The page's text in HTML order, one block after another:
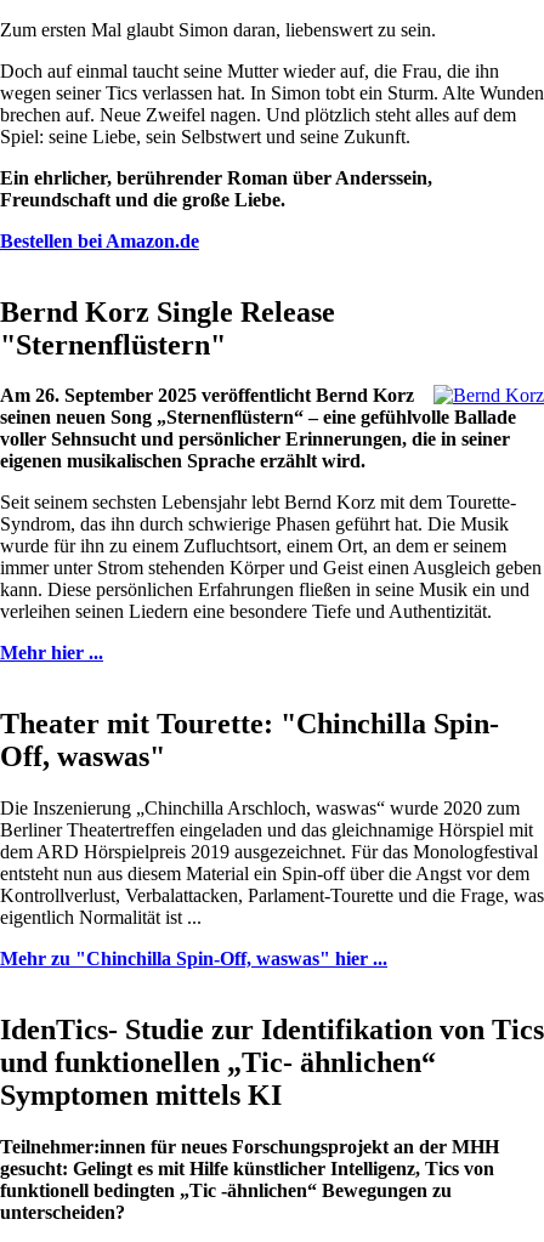
Zum ersten Mal glaubt Simon daran, liebenswert zu sein.
Doch auf einmal taucht seine Mutter wieder auf, die Frau, die ihn
wegen seiner Tics verlassen hat. In Simon tobt ein Sturm. Alte Wunden
brechen auf. Neue Zweifel nagen. Und plötzlich steht alles auf dem
Spiel: seine Liebe, sein Selbstwert und seine Zukunft.
Ein ehrlicher, berührender Roman über Anderssein,
Freundschaft und die große Liebe.
Bestellen bei Amazon.de
Bernd Korz Single Release
"Sternenflüstern"
Am 26. September 2025 veröffentlicht Bernd Korz
seinen neuen Song „Sternenflüstern“ – eine gefühlvolle Ballade
voller Sehnsucht und persönlicher Erinnerungen, die in seiner
eigenen musikalischen Sprache erzählt wird.
Seit seinem sechsten Lebensjahr lebt Bernd Korz mit dem Tourette-
Syndrom, das ihn durch schwierige Phasen geführt hat. Die Musik
wurde für ihn zu einem Zufluchtsort, einem Ort, an dem er seinem
immer unter Strom stehenden Körper und Geist einen Ausgleich geben
kann. Diese persönlichen Erfahrungen fließen in seine Musik ein und
verleihen seinen Liedern eine besondere Tiefe und Authentizität.
Mehr hier ...
Theater mit Tourette: "Chinchilla Spin-
Off, waswas"
Die Inszenierung „Chinchilla Arschloch, waswas“ wurde 2020 zum
Berliner Theatertreffen eingeladen und das gleichnamige Hörspiel mit
dem ARD Hörspielpreis 2019 ausgezeichnet. Für das Monologfestival
entsteht nun aus diesem Material ein Spin-off über die Angst vor dem
Kontrollverlust, Verbalattacken, Parlament-Tourette und die Frage, was
eigentlich Normalität ist ...
Mehr zu "Chinchilla Spin-Off, waswas" hier ...
IdenTics- Studie zur Identifikation von Tics
und funktionellen „Tic- ähnlichen“
Symptomen mittels KI
Teilnehmer:innen für neues Forschungsprojekt an der MHH
gesucht: Gelingt es mit Hilfe künstlicher Intelligenz, Tics von
funktionell bedingten „Tic -ähnlichen“ Bewegungen zu
unterscheiden?